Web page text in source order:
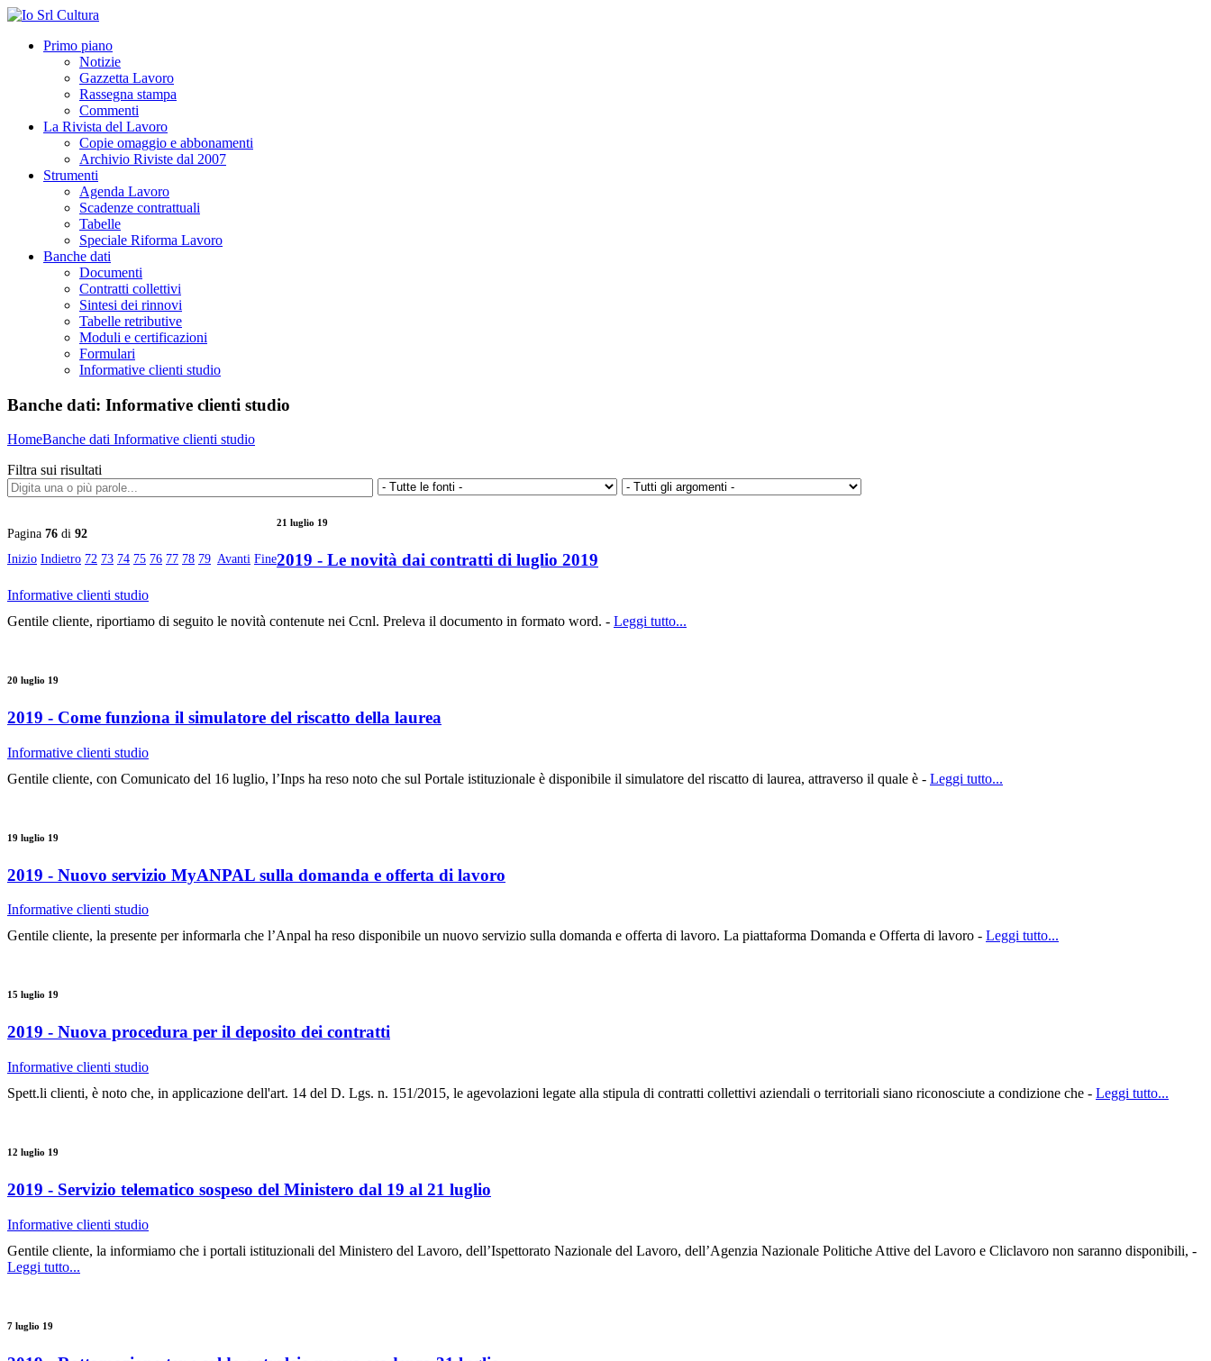
Primo piano
Notizie
Gazzetta Lavoro
Rassegna stampa
Commenti
La Rivista del Lavoro
Copie omaggio e abbonamenti
Archivio Riviste dal 2007
Strumenti
Agenda Lavoro
Scadenze contrattuali
Tabelle
Speciale Riforma Lavoro
Banche dati
Documenti
Contratti collettivi
Sintesi dei rinnovi
Tabelle retributive
Moduli e certificazioni
Formulari
Informative clienti studio
Banche dati: Informative clienti studio
HomeBanche dati Informative clienti studio
Filtra sui risultati
Pagina 76 di 92
Inizio Indietro 72 73 74 75 76 77 78 79 Avanti Fine
21 luglio 19
2019 - Le novità dai contratti di luglio 2019
Informative clienti studio
Gentile cliente, riportiamo di seguito le novità contenute nei Ccnl. Preleva il documento in formato word. - Leggi tutto...
20 luglio 19
2019 - Come funziona il simulatore del riscatto della laurea
Informative clienti studio
Gentile cliente, con Comunicato del 16 luglio, l’Inps ha reso noto che sul Portale istituzionale è disponibile il simulatore del riscatto di laurea, attraverso il quale è - Leggi tutto...
19 luglio 19
2019 - Nuovo servizio MyANPAL sulla domanda e offerta di lavoro
Informative clienti studio
Gentile cliente, la presente per informarla che l’Anpal ha reso disponibile un nuovo servizio sulla domanda e offerta di lavoro. La piattaforma Domanda e Offerta di lavoro - Leggi tutto...
15 luglio 19
2019 - Nuova procedura per il deposito dei contratti
Informative clienti studio
Spett.li clienti, è noto che, in applicazione dell'art. 14 del D. Lgs. n. 151/2015, le agevolazioni legate alla stipula di contratti collettivi aziendali o territoriali siano riconosciute a condizione che - Leggi tutto...
12 luglio 19
2019 - Servizio telematico sospeso del Ministero dal 19 al 21 luglio
Informative clienti studio
Gentile cliente, la informiamo che i portali istituzionali del Ministero del Lavoro, dell’Ispettorato Nazionale del Lavoro, dell’Agenzia Nazionale Politiche Attive del Lavoro e Cliclavoro non saranno disponibili, -
Leggi tutto...
7 luglio 19